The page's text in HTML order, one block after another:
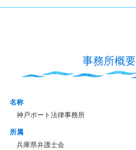
事務所概要
名称
神戸ポート法律事務所
所属
兵庫県弁護士会